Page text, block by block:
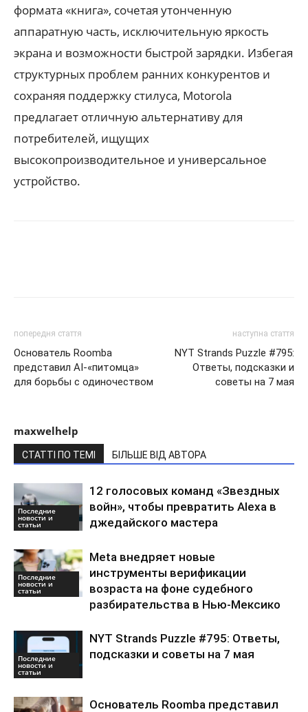
формата «книга», сочетая утонченную
аппаратную часть, исключительную яркость
экрана и возможности быстрой зарядки. Избегая
структурных проблем ранних конкурентов и
сохраняя поддержку стилуса, Motorola
предлагает отличную альтернативу для
потребителей, ищущих
высокопроизводительное и универсальное
устройство.
попередня стаття
Основатель Roomba
представил AI-«питомца»
для борьбы с одиночеством
наступна стаття
NYT Strands Puzzle #795:
Ответы, подсказки и
советы на 7 мая
maxwelhelp
СТАТТІ ПО ТЕМІ БІЛЬШЕ ВІД АВТОРА
Последние
новости и
статьи
12 голосовых команд «Звездных
войн», чтобы превратить Alexa в
джедайского мастера
Последние
новости и
статьи
Meta внедряет новые
инструменты верификации
возраста на фоне судебного
разбирательства в Нью-Мексико
Последние
новости и
статьи
NYT Strands Puzzle #795: Ответы,
подсказки и советы на 7 мая
Основатель Roomba представил